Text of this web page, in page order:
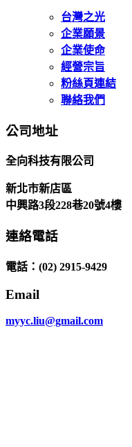
台灣之光
企業願景
企業使命
經營宗旨
粉絲頁連結
聯絡我們
公司地址
全向科技有限公司
新北市新店區
中興路3段228巷20號4樓
連絡電話
電話 ：(02) 2915-9429
Email
myyc.liu@gmail.com